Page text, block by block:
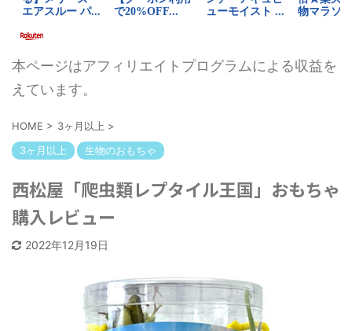
本ページはアフィリエイトプログラムによる収益を
えています。
HOME > 3ヶ月以上 >
3ヶ月以上
生物のおもちゃ
西松屋「爬虫類レプタイル王国」おもちゃ
購入レビュー
2022年12月19日